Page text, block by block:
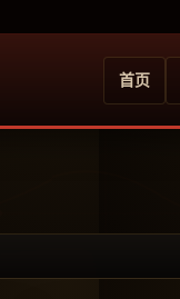
首页